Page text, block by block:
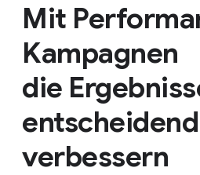
Mit
Kampagnen
die
entscheidend
verbessern